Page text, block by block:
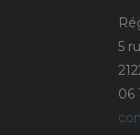
5
06